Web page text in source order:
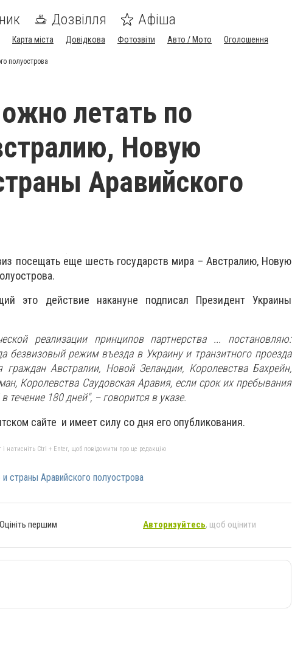
Дозвілля Афіша
Карта міста Довідкова Фотозвіти Авто / Мото Оголошення
полуострова
летать по
Новую
Аравийского
посещать еще шесть государств мира – Австралию, Новую
это действие накануне подписал Президент Украины
реализации принципов партнерства ... постановляю:
безвизовый режим въезда в Украину и транзитного проезда
Австралии, Новой Зеландии, Королевства Бахрейн,
Королевства Саудовская Аравия, если срок их пребывания
течение 180 дней", – говорится в указе.
сайте и имеет силу со дня его опубликования.
натисніть Ctrl + Enter, щоб повідомити про це редакцію
страны Аравийского полуострова
Оцініть першим Авторизуйтесь, щоб оцінити